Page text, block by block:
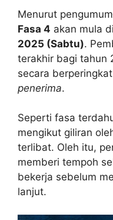
Menurut
Fasa 4 akan mula
2025 (Sabtu).
terakhir bagi tahun
secara
penerima.
Seperti fasa
mengikut giliran
terlibat. Oleh itu,
memberi tempoh
bekerja sebelum
lanjut.